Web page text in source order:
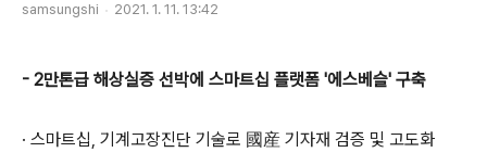
samsungshi 2021. 1. 11. 13:42
- 2만톤급 해상실증 선박에 스마트십 플랫폼 '에스베슬' 구축
· 스마트십, 기계고장진단 기술로 國産 기자재 검증 및 고도화